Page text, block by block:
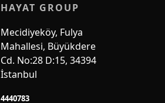
HAYAT GROUP
Mecidiyeköy, Fulya
Mahallesi, Büyükdere
Cd. No:28 D:15, 34394
İstanbul
4440783